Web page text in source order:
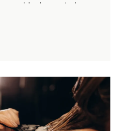
Ideal para todo
buscan un cuidado